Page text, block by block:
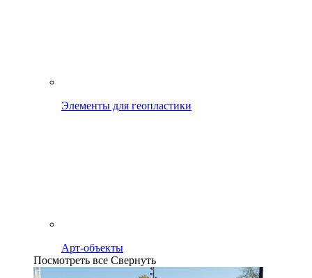
Элементы для геопластики
Арт-объекты
Посмотреть все Свернуть